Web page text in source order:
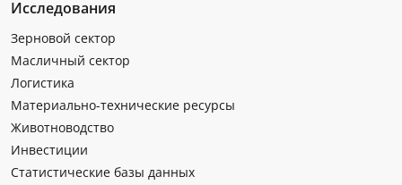
Исследования
Зерновой сектор
Масличный сектор
Логистика
Материально-технические ресурсы
Животноводство
Инвестиции
Статистические базы данных